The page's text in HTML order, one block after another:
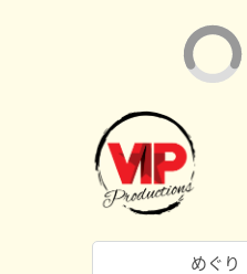
めぐり